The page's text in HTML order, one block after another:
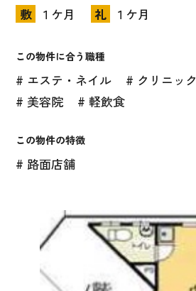
敷
１ケ月 礼 １ケ月
この物件に合う職種
# エステ・ネイル # クリニック
# 美容院
# 軽飲食
この物件の特徴
# 路面店舗